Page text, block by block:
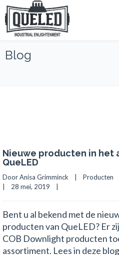
Blog
Nieuwe producten in het
QueLED
Door Anisa Grimminck    | Producten
|    28 mei, 2019    |
Bent u al bekend met de
producten van QueLED? Er
COB Downlight producten
assortiment. Lees in deze